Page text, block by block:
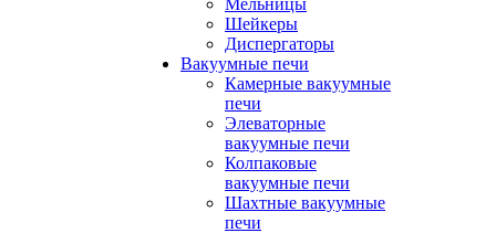
Мельницы
Шейкеры
Диспергаторы
Вакуумные печи
Камерные вакуумные
печи
Элеваторные
вакуумные печи
Колпаковые
вакуумные печи
Шахтные вакуумные
печи